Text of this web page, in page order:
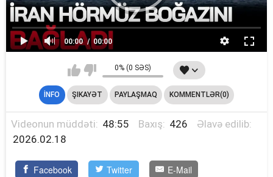
00:00 00:00
0% (0 SƏS)
İNFO ŞIKAYƏT PAYLAŞMAQ KOMMENTLƏR(0)
Videonun müddəti: 48:55 Baxış: 426
Əlavə edilib:
2026.02.18
Facebook Twitter E-Mail